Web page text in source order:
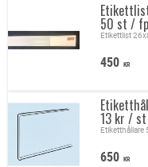
50 st / fp
Etikettlist
450 KR
13 kr /
650 KR